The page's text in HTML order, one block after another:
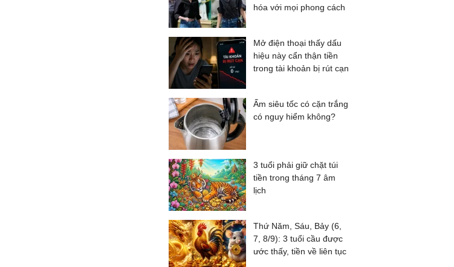
hóa với mọi phong cách
Mở điện thoại thấy dấu
hiệu này cẩn thận tiền
trong tài khoản bị rút cạn
Ấm siêu tốc có cặn trắng
có nguy hiểm không?
3 tuổi phải giữ chặt túi
tiền trong tháng 7 âm
lịch
Thứ Năm, Sáu, Bảy (6,
7, 8/9): 3 tuổi cầu được
ước thấy, tiền về liên tục